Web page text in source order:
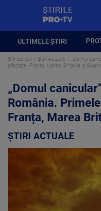
ULTIMELE ȘTIRI
Stirileprotv Știri Actuale
„Domul
afectate: Franța, Marea Britanie și
„Domul
România.
Franța, Marea
ȘTIRI ACTUALE